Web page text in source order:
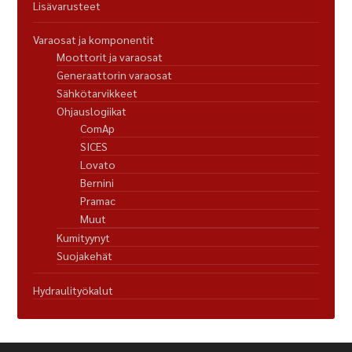
Lisävarusteet
Varaosat ja komponentit
Moottorit ja varaosat
Generaattorin varaosat
Sähkötarvikkeet
Ohjauslogiikat
ComAp
SICES
Lovato
Bernini
Pramac
Muut
Kumityynyt
Suojakehät
Hydraulityökalut